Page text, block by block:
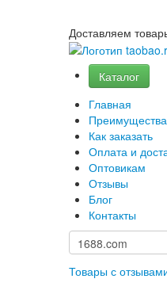
Доставляем
Каталог
Главная
Преимущества
Как заказать
Оплата и
Оптовикам
Отзывы
Блог
Контакты
Товары с